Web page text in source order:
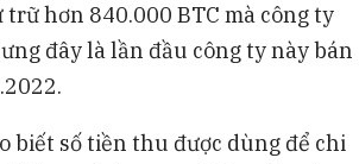
trữ hơn 840.000 BTC mà công ty
đây là lần đầu công ty này bán
biết số tiền thu được dùng để chi